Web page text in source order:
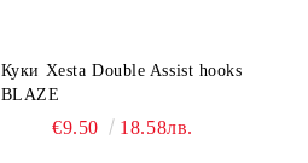
Куки Xesta Double Assist hooks
BLAZE
€9.50 18.58лв.